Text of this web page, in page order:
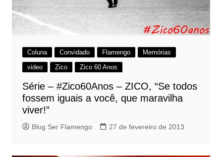
Coluna Convidado Flamengo
Memórias
video
Zico Zico 60 Anos
Série – #Zico60Anos – ZICO, “Se todos
fossem iguais a você, que maravilha
viver!”
Blog Ser Flamengo 27 de fevereiro de 2013